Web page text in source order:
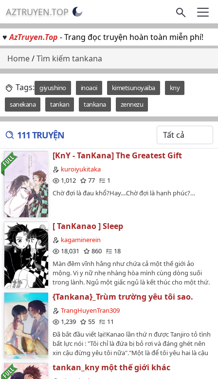
AZTRUYEN.TOP
♥AzTruyen.Top - Trang đọc truyện hoàn toàn miễn phí!
Home/Tìm kiếm tankana
Tags: giyushino inoaoi kimetsunoyaiba
kny
sanekana
tankan tankana zennezu
111 TRUYỆN
[KnY - TanKana] The Greatest Gift
kuroiyukitaka
1,012
77
1
Chờ đợi là đau khổ?Hay....Chờ đợi là hạnh phúc?…
[ TanKanao ] Sleep
kagaminerein
18,031
860
18
Màn đêm vĩnh hằng như chứa cả một thế giới ảo
mộng. Vị y nữ nhẹ nhàng hòa mình cùng dòng suối
trong lành. Ngủ một giấc ngủ là kết thúc cho một thứ.
{Tankana}_Trùm trường yêu tôi sao.
TrangHuyenTran309
1,239
55
11
Đã bắt đầu viết lại!Kanao lần thứ n được Tanjiro tỏ tình
bất lực nói : "Tôi chỉ là đứa bị bỏ rơi và đáng ghét nên
xin cậu đừng yêu tôi nữa"."Một là để tôi yêu hai là cậu
thỏa mãn đam mê của mình và không hề có sự sao
tankan_kny một thế giới khác